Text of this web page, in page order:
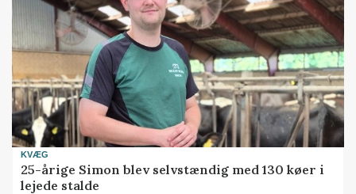
KVÆG
25-årige Simon blev selvstændig med 130 køer i
lejede stalde